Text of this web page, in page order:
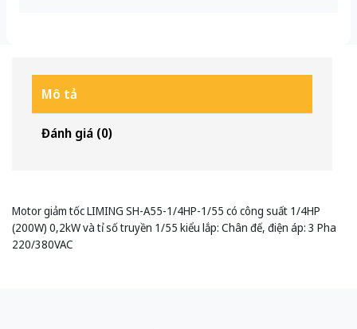
Mô tả
Đánh giá (0)
Motor giảm tốc LIMING SH-A55-1/4HP-1/55 có công suất 1/4HP
(200W) 0,2kW và tỉ số truyền 1/55 kiểu lắp: Chân đế, điện áp: 3 Pha
220/380VAC